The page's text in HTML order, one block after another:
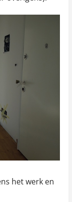
het werk en